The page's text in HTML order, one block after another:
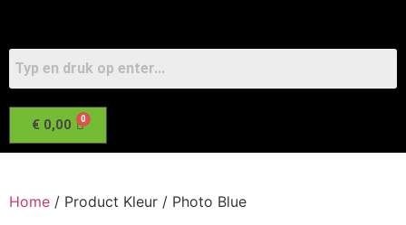
€ 0,00
Home / Product Kleur / Photo Blue